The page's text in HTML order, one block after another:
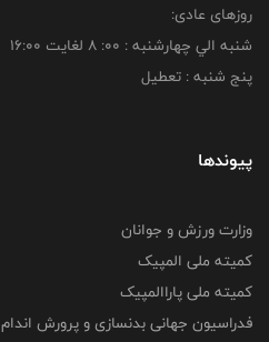
روزهای عادی:
شنبه الي چهارشنبه : 00: 8 لغايت 16:00
پنج شنبه : تعطیل
پیوندها
وزارت ورزش و جوانان
کمیته ملی المپیک
کمیته ملی پاراالمپیک
فدراسیون جهانی بدنسازی و پرورش اندام